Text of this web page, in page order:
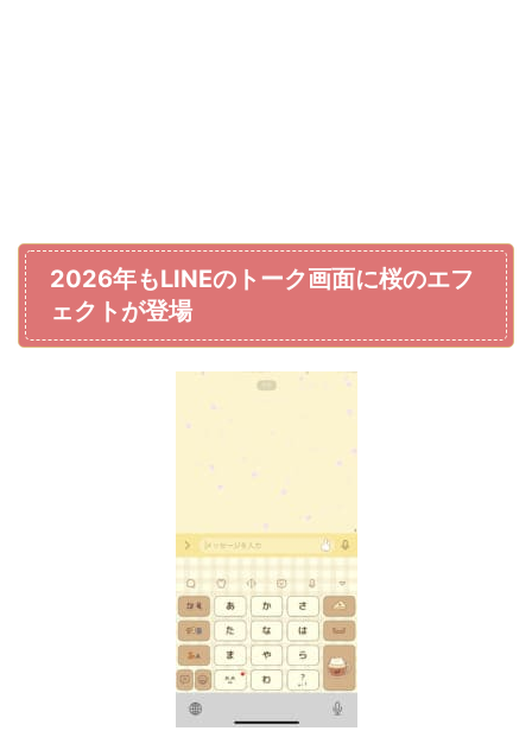
2026年もLINEのトーク画面に桜のエフ
ェクトが登場